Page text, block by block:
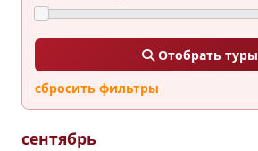
Отобрать туры
сбросить фильтры
сентябрь